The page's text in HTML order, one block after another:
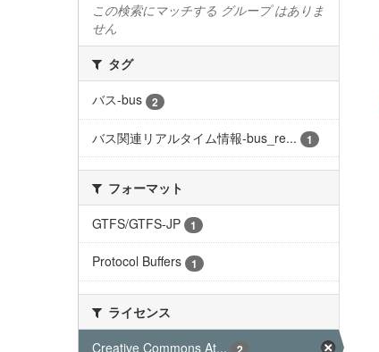
この検索にマッチする グループ はありま
せん
タグ
バス-bus
2
バス関連リアルタイム情報-bus_re... 1
フォーマット
GTFS/GTFS-JP
1
Protocol Buffers 1
ライセンス
Creative Commons At...